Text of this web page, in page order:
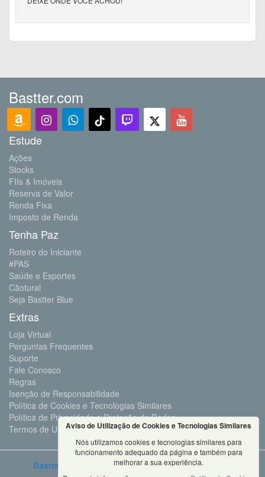
Bastter.com
Estude
Ações
Stocks
FIIs & Imóveis
Reserva de Valor
Renda Fixa
Imposto de Renda
Tenha Paz
Roteiro do Iniciante
#PAS
Saúde e Esportes
Cãotural
Seja Bastter Blue
Extras
Loja Virtual
Perguntas Frequentes
Suporte
Fale Conosco
Regras
Isenção de Responsabilidade
Política de Cookies e Tecnologias Similares
Política de Privacidade e Proteção de Dados
Termos de Uso
Bastter.com 2001 ©Todos os Direitos Reservados
Aviso de Utilização de Cookies e Tecnologias Similares
Nós utilizamos cookies e tecnologias similares para
funcionamento adequado da página e também para
melhorar a sua experiência.